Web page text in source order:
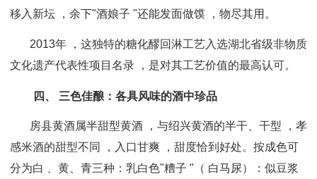
移入新坛 ，余下"酒娘子 "还能发面做馍 ，物尽其用。
2013年 ，这独特的糖化醪回淋工艺入选湖北省级非物质
文化遗产代表性项目名录 ，是对其工艺价值的最高认可。
四、 三色佳酿：各具风味的酒中珍品
房县黄酒属半甜型黄酒 ，与绍兴黄酒的半干、干型 ，孝
感米酒的甜型不同 ，入口甘爽 ，甜度恰到好处。按成色可
分为白 、黄、青三种： 乳白色"糟子 "（ 白马尿）：似豆浆